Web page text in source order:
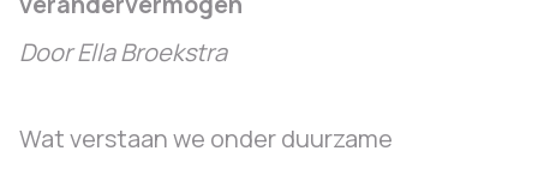
Door Ella Broekstra
Wat verstaan we onder duurzame